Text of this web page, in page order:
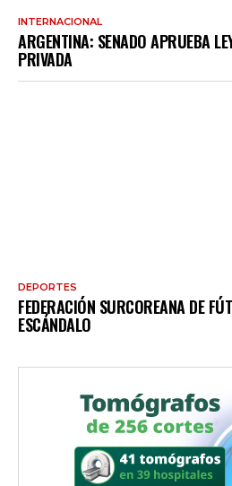
INTERNACIONAL
ARGENTINA: SENADO APRUEBA
PRIVADA
DEPORTES
FEDERACIÓN SURCOREANA DE
ESCÁNDALO